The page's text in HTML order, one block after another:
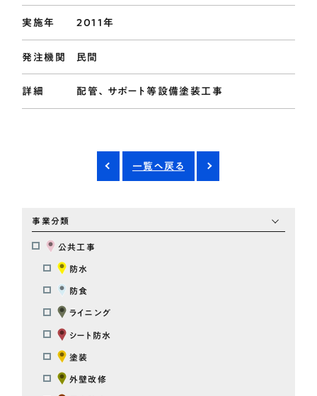
実施年 2011年
発注機関 民間
詳細 配管、サポート等設備塗装工事
一覧へ戻る
事業分類
公共工事
防水
防食
ライニング
シート防水
塗装
外壁改修